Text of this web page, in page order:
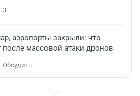
3
аэропорты закрыли: что
после массовой атаки дронов
Обсудить